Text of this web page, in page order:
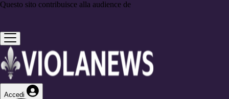
Questo sito contribuisce alla audience de
Accedi